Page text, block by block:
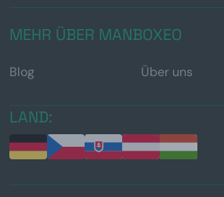
MEHR ÜBER MANBOXEO
Blog Über uns
LAND: